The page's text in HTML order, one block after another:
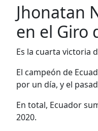
Jhonatan
en el Giro
Es la cuarta victoria
El campeón de
por un día, y el
En total, Ecuador
2020.